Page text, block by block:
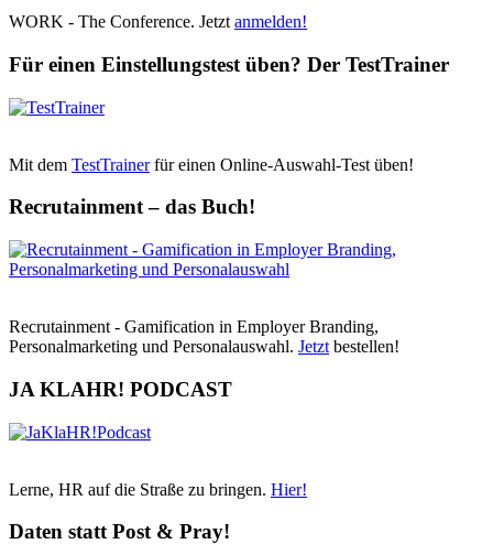
WORK - The Conference. Jetzt anmelden!
Für einen Einstellungstest üben? Der TestTrainer
Mit dem TestTrainerfür einen Online-Auswahl-Test üben!
Recrutainment – das Buch!
Recrutainment - Gamification in Employer Branding,
Personalmarketing und Personalauswahl. Jetzt bestellen!
JA KLAHR! PODCAST
Lerne, HR auf die Straße zu bringen. Hier!
Daten statt Post & Pray!